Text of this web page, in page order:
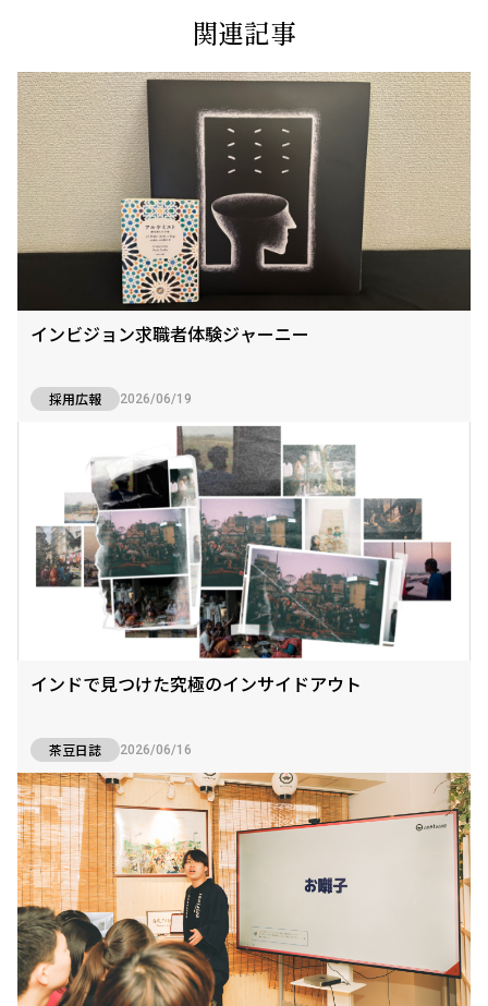
関連記事
インビジョン求職者体験ジャーニー
採用広報 2026/06/19
インドで見つけた究極のインサイドアウト
茶豆日誌 2026/06/16